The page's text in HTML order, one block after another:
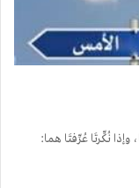
وإذا نُكِّرتَا عُرِّفتَا هما: